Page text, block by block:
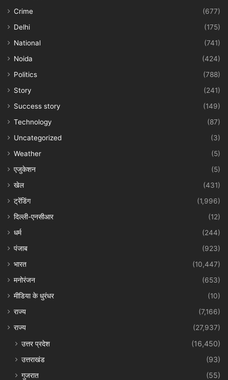
Crime
(677)
Delhi
(175)
National
(741)
Noida
(424)
Politics
(788)
Story
(241)
Success story
(149)
Technology
(87)
Uncategorized
(3)
Weather
(5)
एजुकेशन
(5)
खेल
(431)
ट्रेंडिंग
(1,996)
दिल्ली-एनसीआर
(12)
धर्म
(244)
पंजाब
(923)
भारत
(10,447)
मनोरंजन
(653)
मीडिया के धुरंधर
(10)
राज्य
(7,166)
राज्य
(27,937)
उत्तर प्रदेश
(16,450)
उत्तराखंड
(93)
गुजरात
(55)